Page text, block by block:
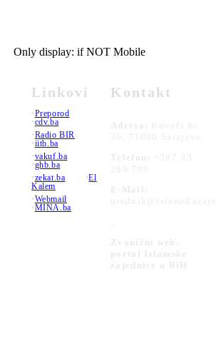
Only display: if NOT Mobile
Linkovi
•Preporod
•cdv.ba
•Radio BIR
•iitb.ba
•vakuf.ba
•ghb.ba
•zekat.ba •El
Kalem
•Webmail
•MINA.ba
Kontakt
Adresa:
Kovači br.
36, 71000 Sarajevo
Telefon:
+387 33
289 700
E-Mail:
Zvanični web-
portal Islamske
zajednice u BiH